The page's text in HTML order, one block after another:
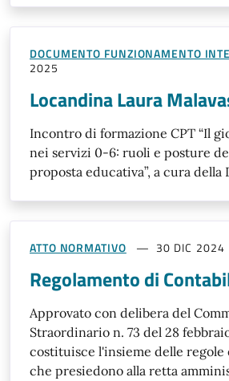
DOCUMENTO FUNZIONAMENTO
2025
Locandina Laura
Incontro di formazione CPT “Il
nei servizi 0-6: ruoli e posture
proposta educativa”, a cura della
ATTO NORMATIVO 30 DIC 2024
Regolamento di
Approvato con delibera del
Straordinario n. 73 del 28
costituisce l'insieme delle regole
che presiedono alla retta